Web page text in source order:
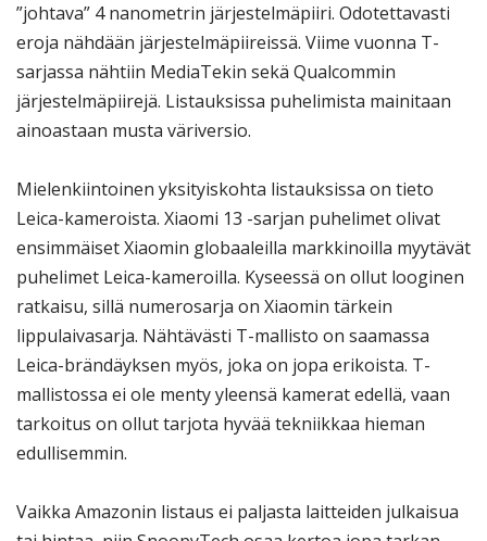
”johtava” 4 nanometrin järjestelmäpiiri. Odotettavasti
eroja nähdään järjestelmäpiireissä. Viime vuonna T-
sarjassa nähtiin MediaTekin sekä Qualcommin
järjestelmäpiirejä. Listauksissa puhelimista mainitaan
ainoastaan musta väriversio.
Mielenkiintoinen yksityiskohta listauksissa on tieto
Leica-kameroista. Xiaomi 13 -sarjan puhelimet olivat
ensimmäiset Xiaomin globaaleilla markkinoilla myytävät
puhelimet Leica-kameroilla. Kyseessä on ollut looginen
ratkaisu, sillä numerosarja on Xiaomin tärkein
lippulaivasarja. Nähtävästi T-mallisto on saamassa
Leica-brändäyksen myös, joka on jopa erikoista. T-
mallistossa ei ole menty yleensä kamerat edellä, vaan
tarkoitus on ollut tarjota hyvää tekniikkaa hieman
edullisemmin.
Vaikka Amazonin listaus ei paljasta laitteiden julkaisua